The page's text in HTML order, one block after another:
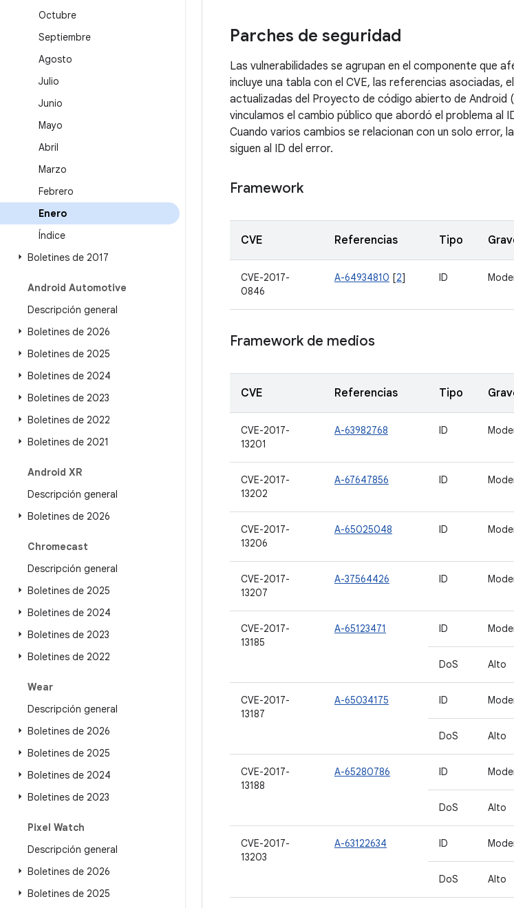
Octubre
Septiembre
Agosto
Julio
Junio
Mayo
Abril
Marzo
Febrero
Enero
Índice
Boletines de 2017
Android Automotive
Descripción general
Boletines de 2026
Boletines de 2025
Boletines de 2024
Boletines de 2023
Boletines de 2022
Boletines de 2021
Android XR
Descripción general
Boletines de 2026
Chromecast
Descripción general
Boletines de 2025
Boletines de 2024
Boletines de 2023
Boletines de 2022
Wear
Descripción general
Boletines de 2026
Boletines de 2025
Boletines de 2024
Boletines de 2023
Pixel Watch
Descripción general
Boletines de 2026
Boletines de 2025
Parches de seguridad
Las vulnerabilidades se agrupan en el componente que
incluye una tabla con el CVE, las referencias asociadas, el
actualizadas del Proyecto de código abierto de Android
vinculamos el cambio público que abordó el problema al
Cuando varios cambios se relacionan con un solo error,
siguen al ID del error.
Framework
CVE Referencias Tipo
CVE-2017-
0846
A-64934810 [2] ID
Framework de medios
CVE Referencias Tipo
CVE-2017-
13201
A-63982768 ID
CVE-2017-
13202
A-67647856 ID
CVE-2017-
13206
A-65025048 ID
CVE-2017-
13207
A-37564426 ID
CVE-2017-
13185
A-65123471 ID
DoS Alto
CVE-2017-
13187
A-65034175 ID
DoS Alto
CVE-2017-
13188
A-65280786 ID
DoS Alto
CVE-2017-
13203
A-63122634 ID
DoS Alto